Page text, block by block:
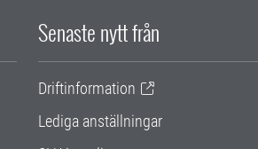
Senaste nytt från
Driftinformation
Lediga anställningar